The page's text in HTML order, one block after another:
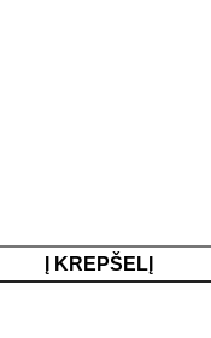
Į KREPŠELĮ